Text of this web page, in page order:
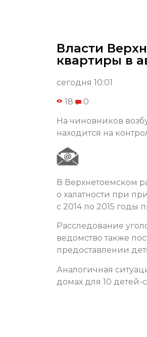
Власти
квартиры в
сегодня 10:01
18 0
На чиновников
находится на
В Верхнетоемском
о халатности при
с 2014 по 2015
Расследование
ведомство также
предоставлении
Аналогичная
домах для 10 детей-